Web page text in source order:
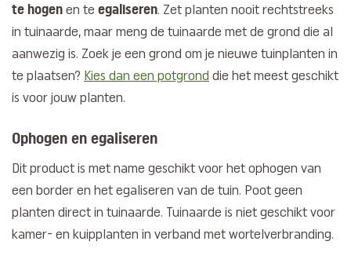
te hogen en te egaliseren. Zet planten nooit rechtstreeks
in tuinaarde, maar meng de tuinaarde met de grond die al
aanwezig is. Zoek je een grond om je nieuwe tuinplanten in
te plaatsen? Kies dan een potgrond die het meest geschikt
is voor jouw planten.
Ophogen en egaliseren
Dit product is met name geschikt voor het ophogen van
een border en het egaliseren van de tuin. Poot geen
planten direct in tuinaarde. Tuinaarde is niet geschikt voor
kamer- en kuipplanten in verband met wortelverbranding.